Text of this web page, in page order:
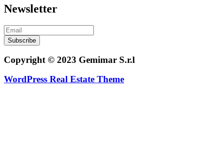
Newsletter
Subscribe
Copyright © 2023 Gemimar S.r.l
WordPress Real Estate Theme